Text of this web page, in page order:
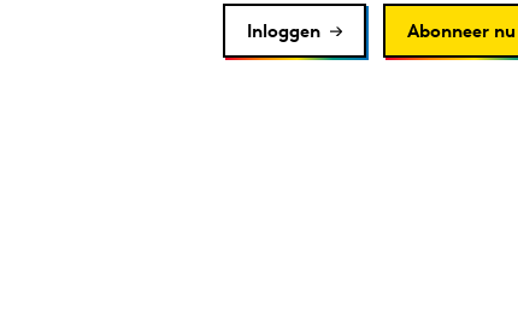
Inloggen Abonneer nu